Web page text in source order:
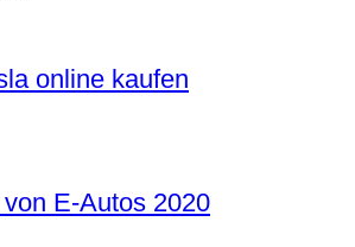
online kaufen
E-Autos 2020